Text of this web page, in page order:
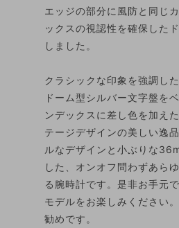
エッジの部分に風防と同じ
ックスの視認性を確保した
しました。
クラシックな印象を強調し
ドーム型シルバー文字盤を
ンデックスに差し色を加え
テージデザインの美しい逸
ルなデザインと小ぶりな
した、オンオフ問わずあら
る腕時計です。是非お手元
モデルをお楽しみください
勧めです。